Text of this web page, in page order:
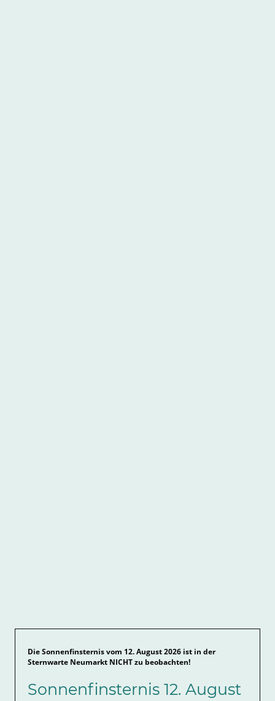
Die Sonnenfinsternis vom 12. August 2026 ist in der
Sternwarte Neumarkt NICHT zu beobachten!
Sonnenfinsternis 12. August